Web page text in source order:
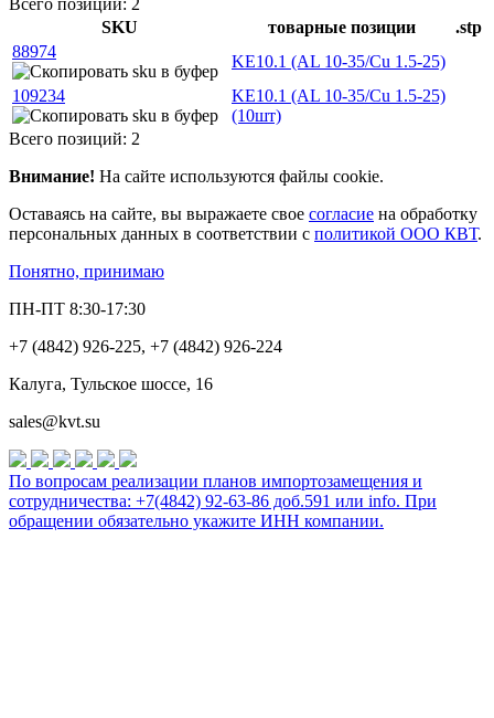
Всего позиций: 2
SKU
товарные позиции
.stp
88974
KE10.1 (AL 10-35/Cu 1.5-25)
109234
KE10.1 (AL 10-35/Cu 1.5-25)
(10шт)
Всего позиций: 2
Внимание! На сайте используются файлы cookie.
Оставаясь на сайте, вы выражаете свое согласие на обработку
персональных данных в соответствии с политикой ООО КВТ.
Понятно, принимаю
ПН-ПТ 8:30-17:30
+7 (4842) 926-225, +7 (4842) 926-224
Калуга, Тульское шоссе, 16
sales@kvt.su
По вопросам реализации планов импортозамещения и
сотрудничества: +7(4842) 92-63-86 доб.591 или info. При
обращении обязательно укажите ИНН компании.